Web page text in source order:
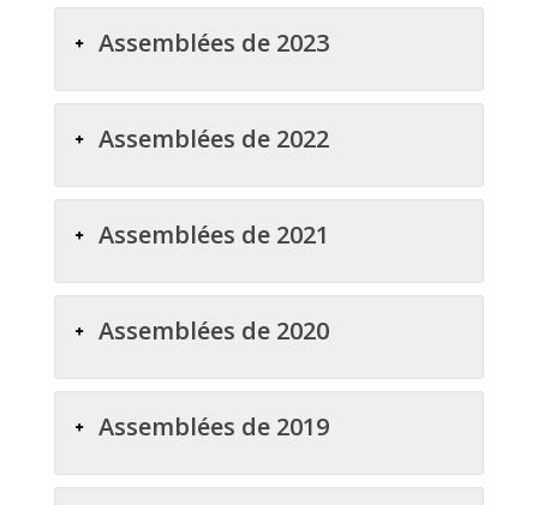
Assemblées de 2023
Assemblées de 2022
Assemblées de 2021
Assemblées de 2020
Assemblées de 2019